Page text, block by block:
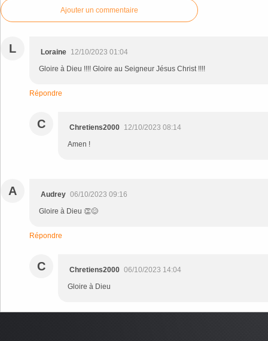
Ajouter un commentaire
L Loraine 12/10/2023 01:04
Gloire à Dieu !!!! Gloire au Seigneur Jésus Christ !!!!
Répondre
C Chretiens2000 12/10/2023 08:14
Amen !
A Audrey 06/10/2023 09:16
Gloire à Dieu 👏😊
Répondre
C Chretiens2000 06/10/2023 14:04
Gloire à Dieu